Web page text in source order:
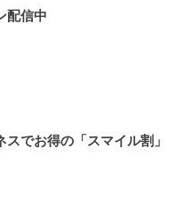
配信中
でお得の「スマイル割」